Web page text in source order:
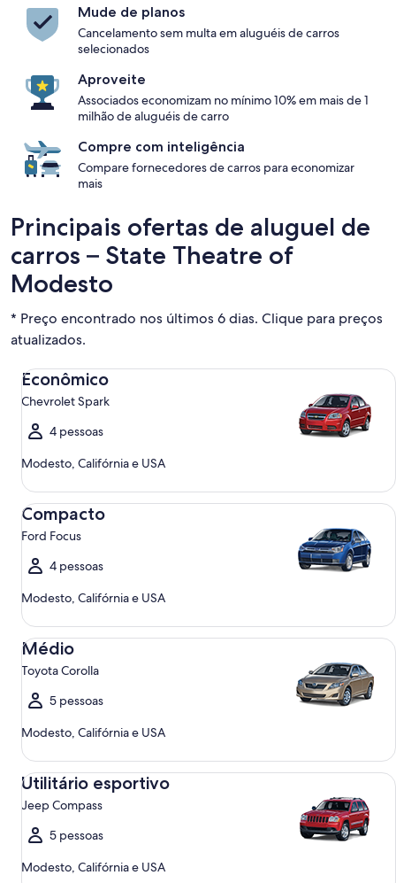
Mude de planos
Cancelamento sem multa em aluguéis de carros
selecionados
Aproveite
Associados economizam no mínimo 10% em mais de 1
milhão de aluguéis de carro
Compre com inteligência
Compare fornecedores de carros para economizar
mais
Principais ofertas de aluguel de
carros – State Theatre of
Modesto
* Preço encontrado nos últimos 6 dias. Clique para preços
atualizados.
Econômico
Chevrolet Spark
4 pessoas
Modesto, Califórnia e USA
Econômico Chevrolet Spark
Compacto
Ford Focus
4 pessoas
Modesto, Califórnia e USA
Compacto Ford Focus
Médio
Toyota Corolla
5 pessoas
Modesto, Califórnia e USA
Médio Toyota Corolla
Utilitário esportivo
Jeep Compass
5 pessoas
Modesto, Califórnia e USA
Utilitário esportivo Jeep Compass